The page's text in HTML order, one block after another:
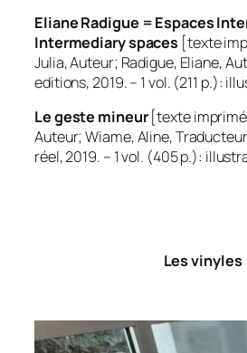
Eliane Radigue = Espaces
Intermediary spaces [texte
Julia, Auteur; Radigue, Eliane,
editions, 2019. – 1 vol. (211 p.):
Le geste mineur[texte
Auteur; Wiame, Aline,
réel, 2019. – 1 vol. (405 p.):
Les vinyles